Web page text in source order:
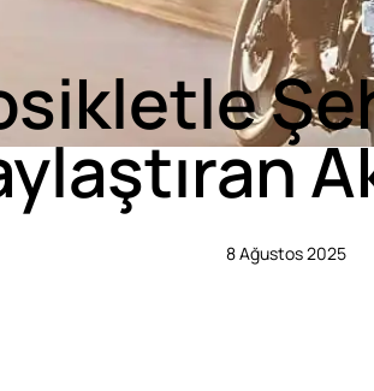
8 Ağustos 2025